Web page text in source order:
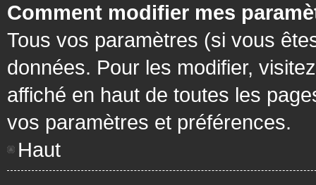
Comment modifier mes
Tous vos paramètres (si vous
données. Pour les modifier,
affiché en haut de toutes les
vos paramètres et préférences.
Haut